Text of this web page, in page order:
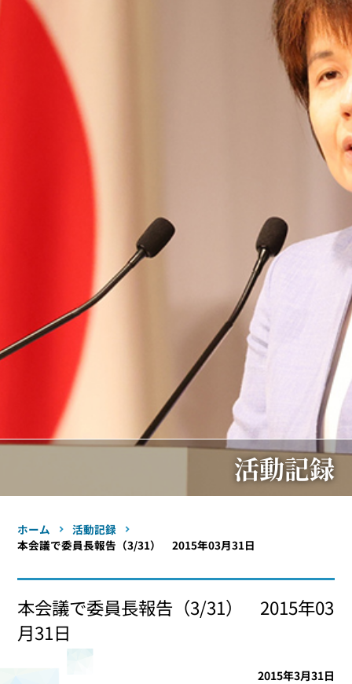
活動記録
ホーム
活動記録
本会議で委員長報告（3/31） 2015年03月31日
本会議で委員長報告（3/31） 2015年03
月31日
2015年3月31日